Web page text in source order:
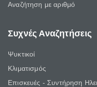
Αναζήτηση με αριθμό
Συχνές Αναζητήσεις
Ψυκτικοί
Κλιματισμός
Επισκευές - Συντήρηση